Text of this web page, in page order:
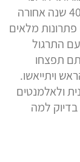
לכם בספרים, סיכומים + טיפים + שיטות + 40 שנה אחורה
פתרונות מלאים
התרגול
תפצחו
ויתייאשו.
ולאלמנטים
למה